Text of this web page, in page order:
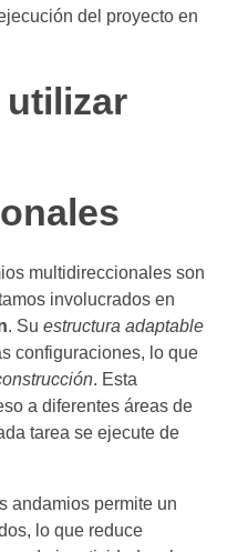
del proyecto en
utilizar
multidireccionales son
involucrados en
. Su estructura adaptable
configuraciones, lo que
. Esta
a diferentes áreas de
tarea se ejecute de
andamios permite un
lo que reduce